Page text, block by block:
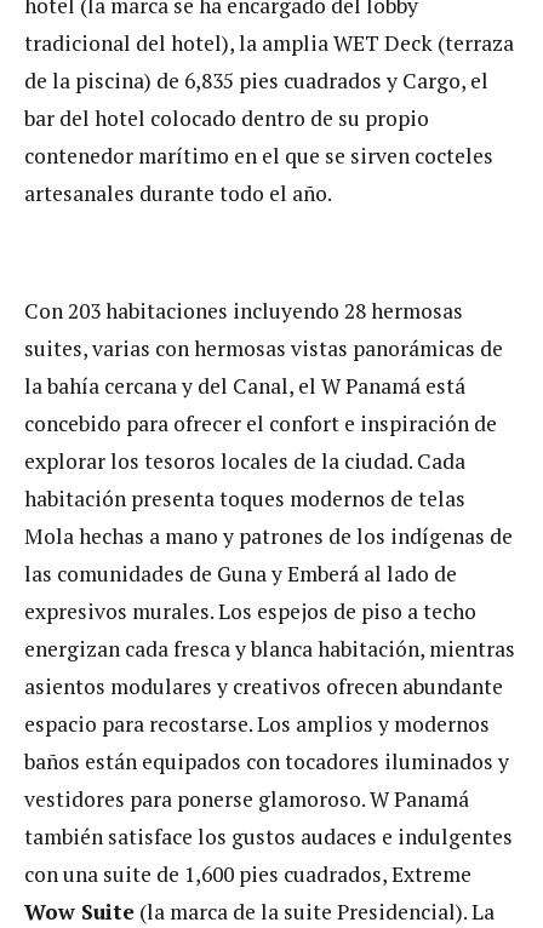
hotel (la marca se ha encargado del lobby
tradicional del hotel), la amplia WET Deck (terraza
de la piscina) de 6,835 pies cuadrados y Cargo, el
bar del hotel colocado dentro de su propio
contenedor marítimo en el que se sirven cocteles
artesanales durante todo el año.
Con 203 habitaciones incluyendo 28 hermosas
suites, varias con hermosas vistas panorámicas de
la bahía cercana y del Canal, el W Panamá está
concebido para ofrecer el confort e inspiración de
explorar los tesoros locales de la ciudad. Cada
habitación presenta toques modernos de telas
Mola hechas a mano y patrones de los indígenas de
las comunidades de Guna y Emberá al lado de
expresivos murales. Los espejos de piso a techo
energizan cada fresca y blanca habitación, mientras
asientos modulares y creativos ofrecen abundante
espacio para recostarse. Los amplios y modernos
baños están equipados con tocadores iluminados y
vestidores para ponerse glamoroso. W Panamá
también satisface los gustos audaces e indulgentes
con una suite de 1,600 pies cuadrados, Extreme
Wow Suite (la marca de la suite Presidencial). La